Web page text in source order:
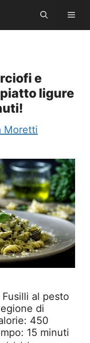
e
ligure
Moretti
al pesto
di
450
15 minuti